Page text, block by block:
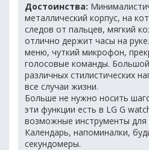
Достоинства:
металлический корпус, на
следов от пальцев, мягкий
отлично держит часы на
меню, чуткий микрофон,
голосовые команды.
различных стилистических
все случаи жизни.
Больше не нужно носить
эти функции есть в LG G
возможные инструменты для
Календарь, напоминалки,
секундомеры.